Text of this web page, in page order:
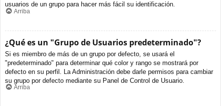
usuarios de un grupo para hacer más fácil su identificación.
Arriba
¿Qué es un "Grupo de Usuarios predeterminado"?
Si es miembro de más de un grupo por defecto, se usará el
"predeterminado" para determinar qué color y rango se mostrará por
defecto en su perfil. La Administración debe darle permisos para cambiar
su grupo por defecto mediante su Panel de Control de Usuario.
Arriba